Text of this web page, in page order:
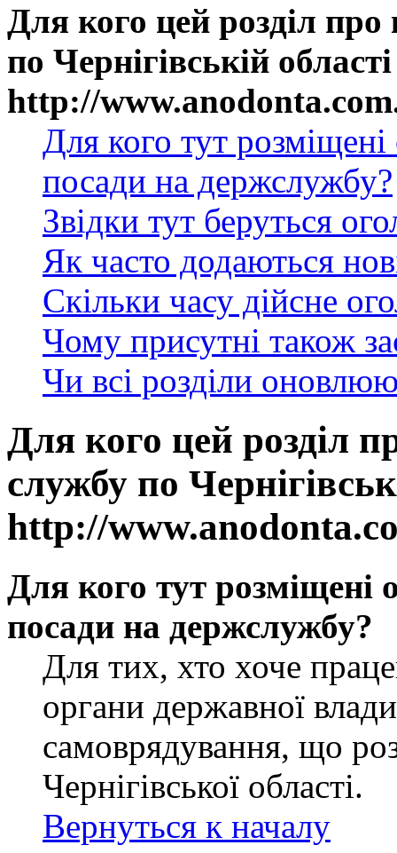
Для кого цей розділ
по Чернігівській
http://
Для кого тут
посади на держслужбу?
Звідки тут беруться
Як часто додаються
Скільки часу дійсне
Чому присутні також
Чи всі розділи
Для кого цей розділ
службу по
http://
Для кого тут розміщені
посади на держслужбу?
Для тих, хто хоче
органи державної
самоврядування, що
Чернігівської області.
Вернуться к началу